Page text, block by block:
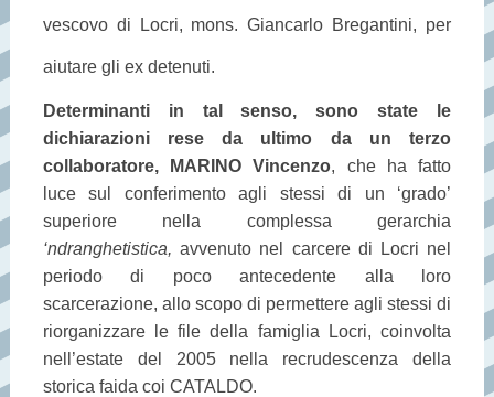
vescovo di Locri, mons. Giancarlo Bregantini, per
aiutare gli ex detenuti.
Determinanti in tal senso, sono state le
dichiarazioni rese da ultimo da un terzo
collaboratore, MARINO Vincenzo, che ha fatto
luce sul conferimento agli stessi di un ‘grado’
superiore nella complessa gerarchia
‘ndranghetistica,avvenuto nel carcere di Locri nel
periodo di poco antecedente alla loro
scarcerazione, allo scopo di permettere agli stessi di
riorganizzare le file della famiglia Locri, coinvolta
nell’estate del 2005 nella recrudescenza della
storica faida coi CATALDO.